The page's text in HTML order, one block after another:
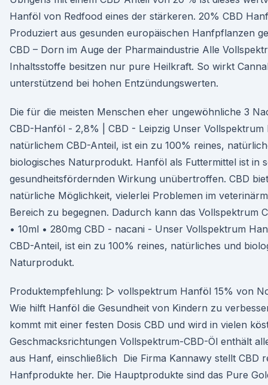
Hanföl von Redfood eines der stärkeren. 20% CBD
Produziert aus gesunden europäischen Hanfpflanzen
CBD – Dorn im Auge der Pharmaindustrie Alle
Inhaltsstoffe besitzen nur pure Heilkraft. So wirkt
unterstützend bei hohen Entzündungswerten.
Die für die meisten Menschen eher ungewöhnliche 3
CBD-Hanföl - 2,8% | CBD - Leipzig Unser Vollspektrum
natürlichem CBD-Anteil, ist ein zu 100% reines,
biologisches Naturprodukt. Hanföl als Futtermittel ist in
gesundheitsfördernden Wirkung unübertroffen. CBD
natürliche Möglichkeit, vielerlei Problemen im
Bereich zu begegnen. Dadurch kann das Vollspektrum
• 10ml • 280mg CBD - nacani - Unser Vollspektrum
CBD-Anteil, ist ein zu 100% reines, natürliches und
Naturprodukt.
Produktempfehlung: ▷ vollspektrum Hanföl 15% von
Wie hilft Hanföl die Gesundheit von Kindern zu
kommt mit einer festen Dosis CBD und wird in vielen
Geschmacksrichtungen Vollspektrum-CBD-Öl enthält
aus Hanf, einschließlich Die Firma Kannawy stellt CBD
Hanfprodukte her. Die Hauptprodukte sind das Pure